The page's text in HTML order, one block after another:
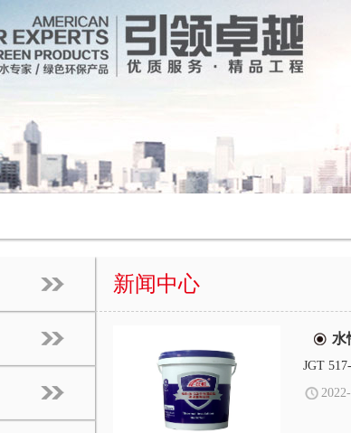
新闻中心
水
JGT